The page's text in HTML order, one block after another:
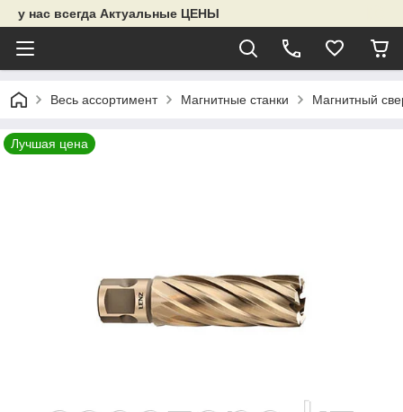
у нас всегда Актуальные ЦЕНЫ
Весь ассортимент Магнитные станки Магнитный
Лучшая цена